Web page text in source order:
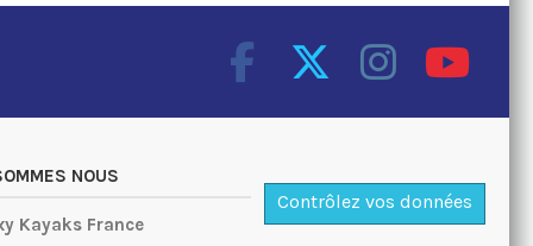
NOUS
Kayaks France
Contrôlez vos données